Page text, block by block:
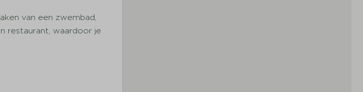
van een zwembad,
restaurant, waardoor je